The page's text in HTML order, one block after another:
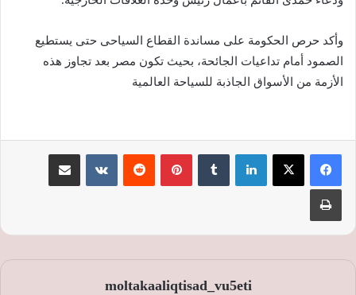
وأكد حرص الحكومة على مساندة القطاع السياحى حتى يستطيع
الصمود أمام تداعيات الجائحة، بحيث تكون مصر بعد تجاوز هذه
الأزمة من الأسواق الجاذبة للسياحة العالمية
لينكدإن بينتيريست
moltakaaliqtisad_vu5eti